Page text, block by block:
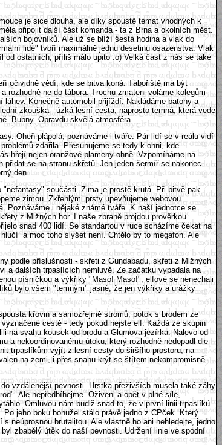
je sice dlouhá, ale díky spoustě témat vhodných k
připojit další část komanda - ta z Brna a okolních měst.
bojovníků. Ale už se blíží šestá hodina a vlak do
lidé" tvoří maximálně jednu desetinu osazenstva. Vlak
od ostatních, příliš málo upito :o) Velká část z nás se také
očividně vědí, kde se bitva koná. Tábořiště má být
ne do tábora. Trochu zmateni voláme kolegům
Konečně automobil přijíždí. Nakládáme batohy a
zkouška - úzká lesní cesta, naprosto temná, která vede
Bubny. Opravdu skvělá atmosféra.
Oheň plápolá, poznáváme i tváře. Pár lidí se v reálu vidí
zdařila. Přesunujeme se tedy k ohni, kde
hřejí nejen oranžové plameny ohně. Vzpomínáme na
se na stranu skřetů. Jen jeden šermíř se nakonec
den.
součásti. Zima je prostě krutá. Při bitvě pak
zimou. Zkřehlými prsty upevňujeme webovou
Poznáváme i nějaké známé tváře. K naší jednotce se
z Mlžných hor. I naše zbraně projdou prověrkou.
snad 400 lidí. Se standartou v ruce scházíme čekat na
a moc toho slyšet není. Chtělo by to megafon. Ale
podle příslušnosti - skřeti z Gundabadu, skřeti z Mlžných
a dalších trpaslících nemluvě. Ze začátku vypadala na
písničkou a výkřiky "Maso! Maso!", elfové se nenechali
bylo všem "temným" jasné, že jen výkřiky a urážky
křovin a samozřejmě stromů, potok s brodem ze
cestě - tedy pokud nejste elf. Každá ze skupin
na svahu kousek od brodu a Glumova jezírka. Nalevo od
a nekoordinovanému útoku, který rozhodně nedopadl dle
trpaslíkům vyjít z lesní cesty do širšího prostoru, na
na zemi, i přes snahu krýt se štítem nekompromisně
vzdálenější pevnosti. Hrstka přeživších musela také záhy
Ale nepředbíhejme. Oživeni a opět v plné síle,
Omluvou nám budiž snad to, že v první linii trpaslíků
jeho boku bohužel stálo právě jedno z CPček. Který
neúprosnou brutalitou. Ale vlastně ho ani nehledejte, jedno
zbabělý útěk do naší pevnosti. Udržení linie ve spodní